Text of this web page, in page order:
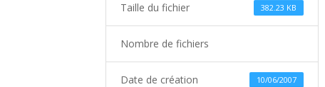
Taille du fichier 382.23 KB
Nombre de fichiers
Date de création 10/06/2007